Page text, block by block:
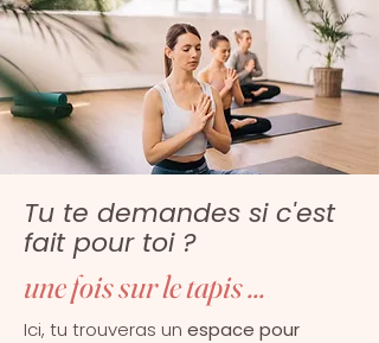
Tu te demandes si c'est
fait pour toi ?
une fois sur le tapis ...
Ici, tu trouveras un espace pour